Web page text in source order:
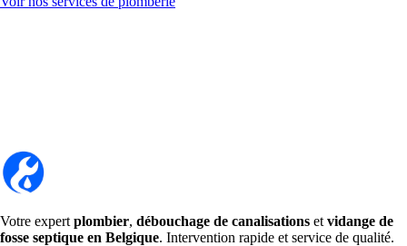
Votre expert plombier, débouchage de canalisations et vidange de
fosse septique en Belgique. Intervention rapide et service de qualité.